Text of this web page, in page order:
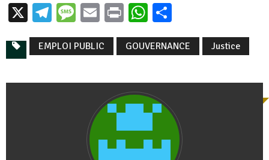
X Telegram
Message
EmailPrintWhatsApp
EMPLOI PUBLIC GOUVERNANCE Justice